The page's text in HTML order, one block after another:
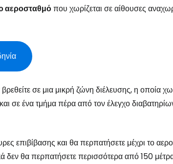
αεροσταθμόπου χωρίζεται σε αίθουσες
σε μια μικρή ζώνη διέλευσης, η οποία
σε ένα τμήμα πέρα από τον έλεγχο
επιβίβασης και θα περπατήσετε μέχρι το
δεν θα περπατήσετε περισσότερα από 150
στο Cestee
Συνεχίστε με το Facebook